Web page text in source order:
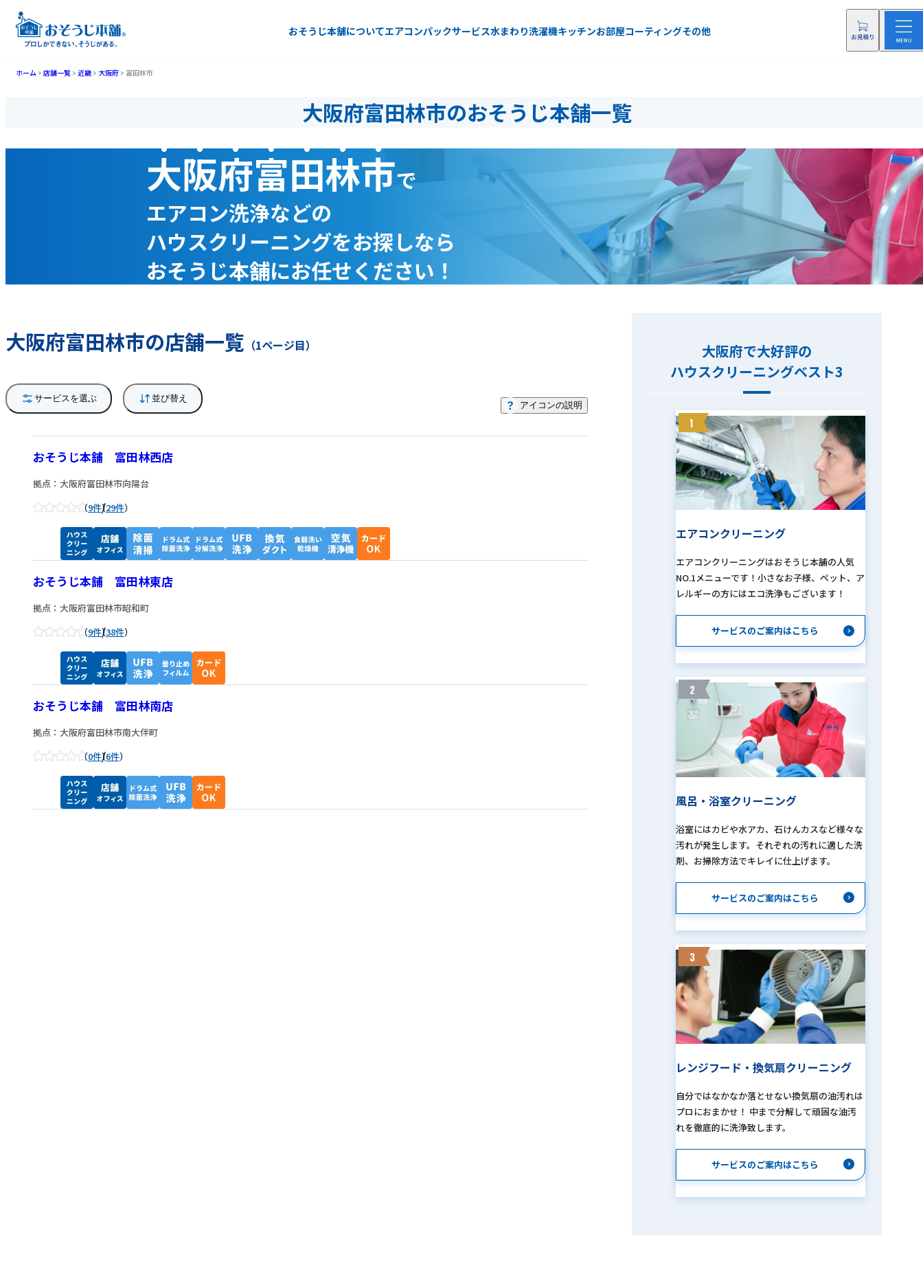
おそうじ本舗についてエアコンパックサービス水まわり洗濯機キッチンお部屋コーティングその他
ホーム 店舗一覧 近畿 大阪府 富田林市
大阪府富田林市のおそうじ本舗一覧
大阪府富田林市で
エアコン洗浄などの
ハウスクリーニングをお探しなら
おそうじ本舗にお任せください！
大阪府富田林市の店舗一覧 （1ページ目）
サービスを選ぶ 並び替え
アイコンの説明
おそうじ本舗 富田林西店
拠点：大阪府富田林市向陽台
9件/29件
おそうじ本舗 富田林東店
拠点：大阪府富田林市昭和町
9件/38件
おそうじ本舗 富田林南店
拠点：大阪府富田林市南大伴町
0件/6件
大阪府で大好評の
ハウスクリーニングベスト3
1
エアコンクリーニング
エアコンクリーニングはおそうじ本舗の人気
NO.1メニューです！小さなお子様、ペット、ア
レルギーの方にはエコ洗浄もございます！
サービスのご案内はこちら
2
風呂・浴室クリーニング
浴室にはカビや水アカ、石けんカスなど様々な
汚れが発生します。それぞれの汚れに適した洗
剤、お掃除方法でキレイに仕上げます。
サービスのご案内はこちら
3
レンジフード・換気扇クリーニング
自分ではなかなか落とせない換気扇の油汚れは
プロにおまかせ！ 中まで分解して頑固な油汚
れを徹底的に洗浄致します。
サービスのご案内はこちら